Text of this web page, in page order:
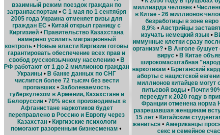
взаимный режим поездок граждан по
загранпаспортам • С 1 мая по 1 сентября
2005 года Украина отменяет визы для
граждан ЕС • Китай открыл границу с
Киргизией • Правительство Казахстана
намерено усилить миграционный
контроль • Новые власти Киргизии готовы
гарантировать обеспечение всех прав и
свобод русскоязычному населению•В
РФ работают от 1 до 2 миллионов граждан
Украины • В банке данных по СНГ
числится более 72 тысяч без вести
пропавших • Заболеваемость
туберкулезом в Армении, Казахстане и
Белоруссии • 70% всех производимых в
Афганистане наркотиков будет
переправлено в Россию и Европу через
Казахстан• Киргизские психологи
помогают разоренным бизнесменам •
миллиарда человек •
в Китае - 26 миллионов
безработицы в зоне евро
8,9% • Австрийцы
изучать немецкий язык•
иммунные клетки сразу
организм? • В Анголе
вирус• В Китае
широкомасштабная
наркотикам • Британский
аборты с нацистской
миллионов китайцев могут
питьевой воды• Почти
переедут к 2020 году в
Франции отменена норма
разрешавшая женщинам
15 лет • Китайским
жениться• Американцы
секс и семейное